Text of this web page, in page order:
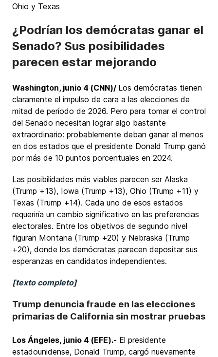
Ohio y Texas
¿Podrían los demócratas ganar el
Senado? Sus posibilidades
parecen estar mejorando
Washington, junio 4 (CNN)/ Los demócratas tienen
claramente el impulso de cara a las elecciones de
mitad de período de 2026. Pero para tomar el control
del Senado necesitan lograr algo bastante
extraordinario: probablemente deban ganar al menos
en dos estados que el presidente Donald Trump ganó
por más de 10 puntos porcentuales en 2024.
Las posibilidades más viables parecen ser Alaska
(Trump +13), Iowa (Trump +13), Ohio (Trump +11) y
Texas (Trump +14). Cada uno de esos estados
requeriría un cambio significativo en las preferencias
electorales. Entre los objetivos de segundo nivel
figuran Montana (Trump +20) y Nebraska (Trump
+20), donde los demócratas parecen depositar sus
esperanzas en candidatos independientes.
[texto completo]
Trump denuncia fraude en las elecciones
primarias de California sin mostrar pruebas
Los Ángeles, junio 4 (EFE).- El presidente
estadounidense, Donald Trump, cargó nuevamente